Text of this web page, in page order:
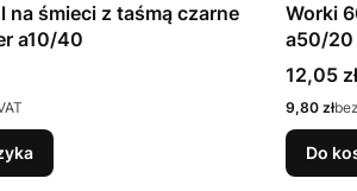
na śmieci z taśmą czarne
a10/40
Worki
a50/20
Cena
12,05 zł
Cena
9,80 zł
Do